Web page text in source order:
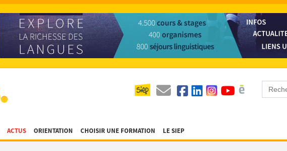
ACTUS ORIENTATION CHOISIR UNE FORMATION LE SIEP